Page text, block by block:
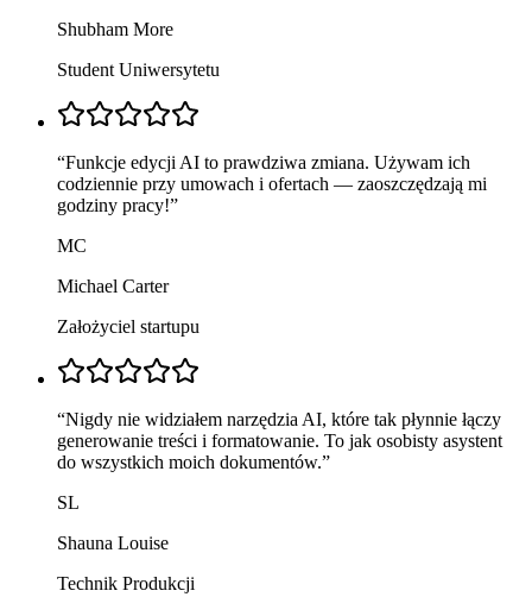
Shubham More
Student Uniwersytetu
“Funkcje edycji AI to prawdziwa zmiana. Używam ich
codziennie przy umowach i ofertach — zaoszczędzają mi
godziny pracy!”
MC
Michael Carter
Założyciel startupu
“Nigdy nie widziałem narzędzia AI, które tak płynnie łączy
generowanie treści i formatowanie. To jak osobisty asystent
do wszystkich moich dokumentów.”
SL
Shauna Louise
Technik Produkcji